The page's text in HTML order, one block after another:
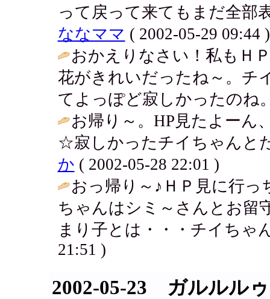
って戻って来てもまだ全部
ななママ ( 2002-05-29 09:44 )
おかえりなさい！私もＨ
花がきれいだったね～。チ
てよっぽど寂しかったのね
お帰り～。HP見たよーん
☆寂しかったチイちゃんと
か ( 2002-05-28 22:01 )
おっ帰り～♪ＨＰ見に行
ちゃんはシミ～さんとお留
まり子とは・・・チイちゃ
21:51 )
2002-05-23 ガルルルゥ